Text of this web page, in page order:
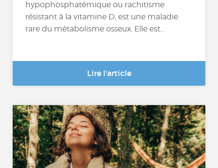
hypophosphatémique ou rachitisme
résistant à la vitamine D, est une maladie
rare du métabolisme osseux. Elle est...
Lire l'article